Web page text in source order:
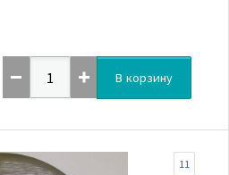
В корзину
11